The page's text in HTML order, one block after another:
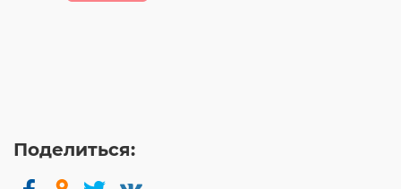
Поделиться: